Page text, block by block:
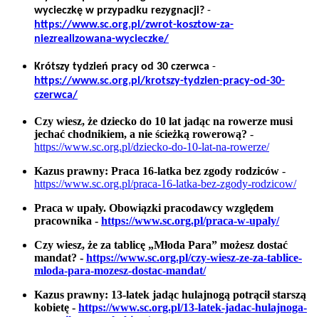
wycieczkę w przypadku rezygnacji? -
https://www.sc.org.pl/zwrot-kosztow-za-
niezrealizowana-wycieczke/
Krótszy tydzień pracy od 30 czerwca -
https://www.sc.org.pl/krotszy-tydzien-pracy-od-30-
czerwca/
Czy wiesz, że dziecko do 10 lat jadąc na rowerze musi
jechać chodnikiem, a nie ścieżką rowerową? -
https://www.sc.org.pl/dziecko-do-10-lat-na-rowerze/
Kazus prawny: Praca 16-latka bez zgody rodziców -
https://www.sc.org.pl/praca-16-latka-bez-zgody-rodzicow/
Praca w upały. Obowiązki pracodawcy względem
pracownika - https://www.sc.org.pl/praca-w-upaly/
Czy wiesz, że za tablicę „Młoda Para” możesz dostać
mandat? - https://www.sc.org.pl/czy-wiesz-ze-za-tablice-
mloda-para-mozesz-dostac-mandat/
Kazus prawny: 13-latek jadąc hulajnogą potrącił starszą
kobietę - https://www.sc.org.pl/13-latek-jadac-hulajnoga-